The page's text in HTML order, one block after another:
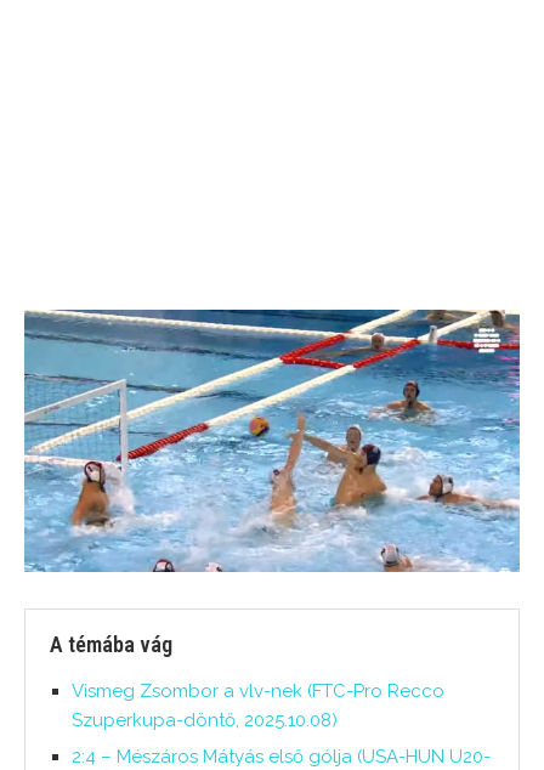
A témába vág
Vismeg Zsombor a vlv-nek (FTC-Pro Recco
Szuperkupa-döntő, 2025.10.08)
2:4 – Mészáros Mátyás első gólja (USA-HUN U20-